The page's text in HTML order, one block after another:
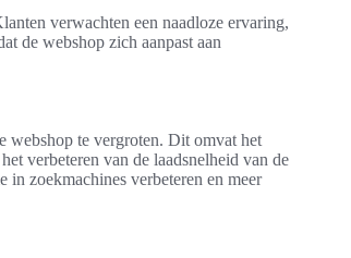
verwachten een naadloze ervaring,
de webshop zich aanpast aan
webshop te vergroten. Dit omvat het
verbeteren van de laadsnelheid van de
in zoekmachines verbeteren en meer